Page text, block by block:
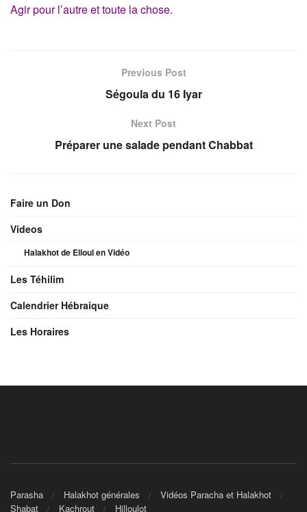
Agir pour l’autre et toute la chose.
Previous Post
Ségoula du 16 Iyar
Next Post
Préparer une salade pendant Chabbat
Faire un Don
Videos
Halakhot de Elloul en Vidéo
Les Téhilim
Calendrier Hébraique
Les Horaires
Parasha Halakhot générales
Vidéos Paracha et Halakhot
Shabat
Kachrout Hilloulot